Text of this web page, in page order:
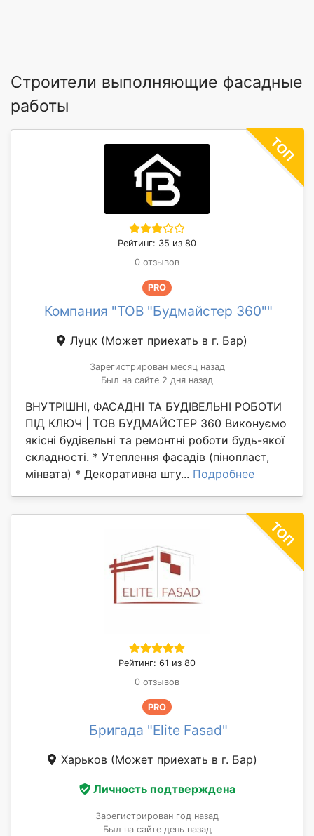
Строители выполняющие фасадные
работы
Рейтинг: 35 из 80
0 отзывов
PRO
Компания "ТОВ "Будмайстер 360""
Луцк (Может приехать в г. Бар)
Зарегистрирован месяц назад
Был на сайте 2 дня назад
ВНУТРІШНІ, ФАСАДНІ ТА БУДІВЕЛЬНІ РОБОТИ
ПІД КЛЮЧ | ТОВ БУДМАЙСТЕР 360 Виконуємо
якісні будівельні та ремонтні роботи будь-якої
складності. * Утеплення фасадів (пінопласт,
мінвата) * Декоративна шту... Подробнее
Рейтинг: 61 из 80
0 отзывов
PRO
Бригада "Elite Fasad"
Харьков (Может приехать в г. Бар)
Личность подтверждена
Зарегистрирован год назад
Был на сайте день назад